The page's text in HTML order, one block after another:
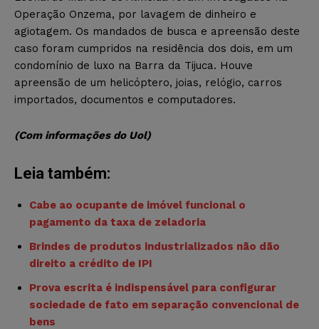
Operação Onzema, por lavagem de dinheiro e
agiotagem. Os mandados de busca e apreensão deste
caso foram cumpridos na residência dos dois, em um
condomínio de luxo na Barra da Tijuca. Houve
apreensão de um helicóptero, joias, relógio, carros
importados, documentos e computadores.
(Com informações do Uol)
Leia também:
Cabe ao ocupante de imóvel funcional o
pagamento da taxa de zeladoria
Brindes de produtos industrializados não dão
direito a crédito de IPI
Prova escrita é indispensável para configurar
sociedade de fato em separação convencional de
bens